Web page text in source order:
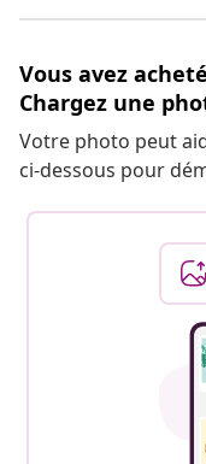
Vous avez
Chargez une
Votre photo peut
ci-dessous pour